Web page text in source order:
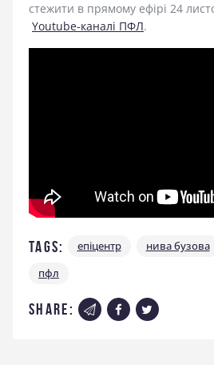
стежити в прямому ефірі 24
Youtube-каналі ПФЛ.
Tags: епіцентр нива бузова
пфл
share: